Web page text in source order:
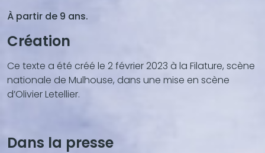
À partir de 9 ans.
Création
Ce texte a été créé le 2 février 2023 à la Filature, scène
nationale de Mulhouse, dans une mise en scène
d’Olivier Letellier.
Dans la presse